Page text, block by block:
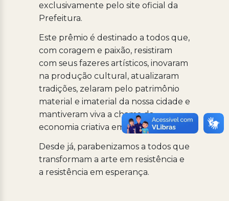
exclusivamente pelo site oficial da
Prefeitura.
Este prêmio é destinado a todos que,
com coragem e paixão, resistiram
com seus fazeres artísticos, inovaram
na produção cultural, atualizaram
tradições, zelaram pelo patrimônio
material e imaterial da nossa cidade e
mantiveram viva a chama da
economia criativa em Arraial do Cabo.
Desde já, parabenizamos a todos que
transformam a arte em resistência e
a resistência em esperança.